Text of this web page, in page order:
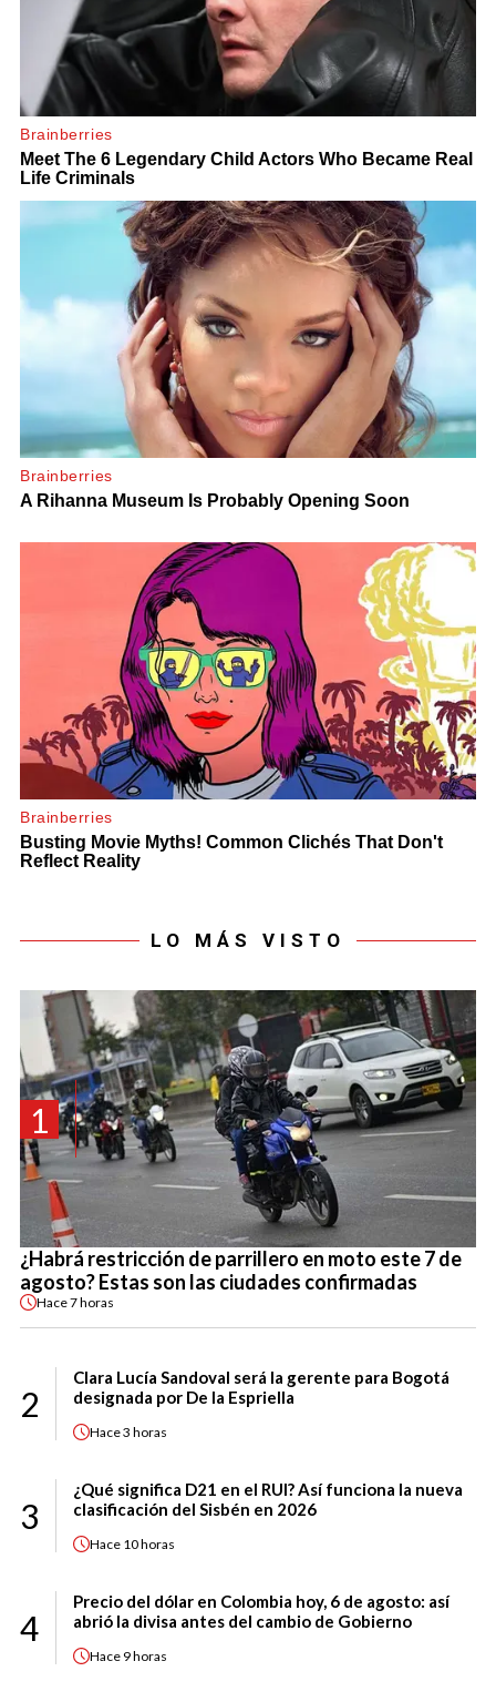
LO MÁS VISTO
1
¿Habrá restricción de parrillero en moto este 7 de
agosto? Estas son las ciudades confirmadas
Hace7 horas
2
Clara Lucía Sandoval será la gerente para Bogotá
designada por De la Espriella
Hace3 horas
3
¿Qué significa D21 en el RUI? Así funciona la nueva
clasificación del Sisbén en 2026
Hace 10 horas
4
Precio del dólar en Colombia hoy, 6 de agosto: así
abrió la divisa antes del cambio de Gobierno
Hace 9 horas